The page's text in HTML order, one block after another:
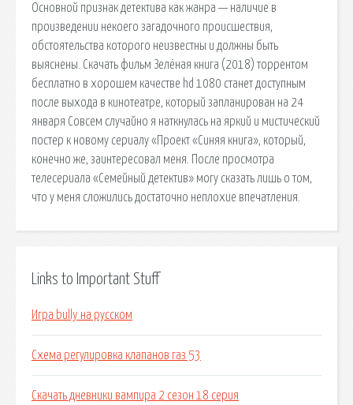
Основной признак детектива как жанра — наличие в
произведении некоего загадочного происшествия,
обстоятельства которого неизвестны и должны быть
выяснены. Скачать фильм Зелёная книга (2018) торрентом
бесплатно в хорошем качестве hd 1080 станет доступным
после выхода в кинотеатре, который запланирован на 24
января Совсем случайно я наткнулась на яркий и мистический
постер к новому сериалу «Проект «Синяя книга», который,
конечно же, заинтересовал меня. После просмотра
телесериала «Семейный детектив» могу сказать лишь о том,
что у меня сложились достаточно неплохие впечатления.
Links to Important Stuff
Игра bully на русском
Схема регулировка клапанов газ 53
Скачать дневники вампира 2 сезон 18 серия